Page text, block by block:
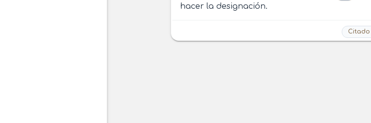
hacer la designación.
Citado